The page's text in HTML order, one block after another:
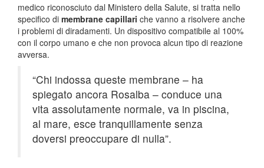
medico riconosciuto dal Ministero della Salute, si tratta nello
specifico di membrane capillari che vanno a risolvere anche
i problemi di diradamenti. Un dispositivo compatibile al 100%
con il corpo umano e che non provoca alcun tipo di reazione
avversa.
“Chi indossa queste membrane – ha
spiegato ancora Rosalba – conduce una
vita assolutamente normale, va in piscina,
al mare, esce tranquillamente senza
doversi preoccupare di nulla”.